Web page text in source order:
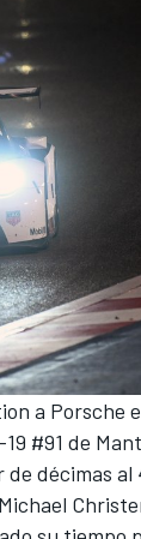
a Porsche
#91 de
décimas al
Michael